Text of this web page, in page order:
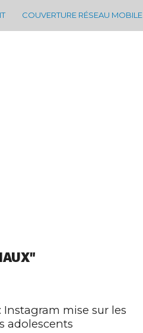
COUVERTURE RÉSEAU MOBILE
mise sur les
adolescents